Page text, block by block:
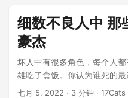
细数不良人中 那
豪杰
坏人中有很多角色，每个人
雄吃了盒饭。你认为谁死的
的 英雄豪杰 杨叔叔𞓜 杨叔叔
七月 5, 2022 · 3 分钟 · 17Cats